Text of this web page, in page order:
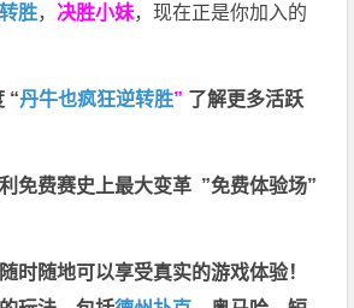
胜， 决胜小妹，现在正是你加入的
“丹牛也疯狂逆转胜” 了解更多活跃
免费赛史上最大变革 ”免费体验场”
时随地可以享受真实的游戏体验！